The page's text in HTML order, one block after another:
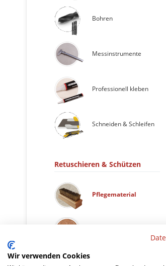
Bohren
Messinstrumente
Professionell kleben
Schneiden & Schleifen
Retuschieren & Schützen
Pflegematerial
Wir verwenden Cookies